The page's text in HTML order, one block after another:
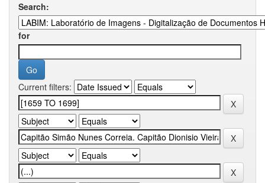
Search:
for
Current filters: